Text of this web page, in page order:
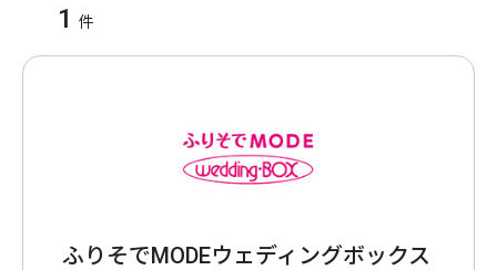
1 件
ふりそでMODEウェディングボックス